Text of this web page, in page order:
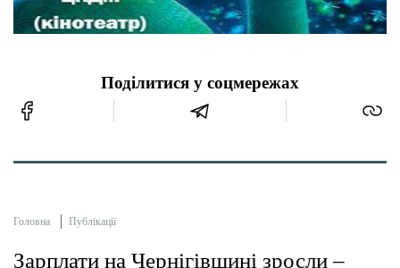
Поділитися у соцмережах
Головна Публікації
Зарплати на Чернігівщині зросли –